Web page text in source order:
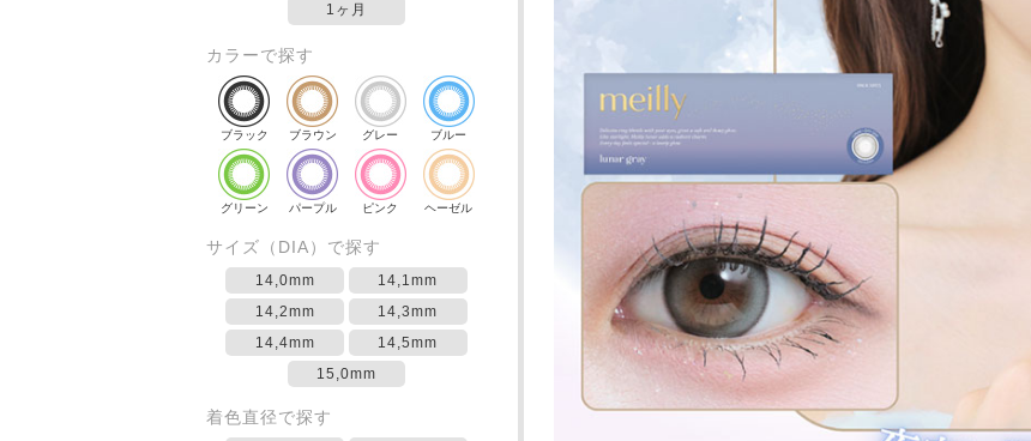
1ヶ月
カラーで探す
ブラック ブラウン グレー ブルー
グリーン パープル ピンク ヘーゼル
サイズ（DIA）で探す
14,0mm
14,1mm
14,2mm
14,3mm
14,4mm
14,5mm
15,0mm
着色直径で探す